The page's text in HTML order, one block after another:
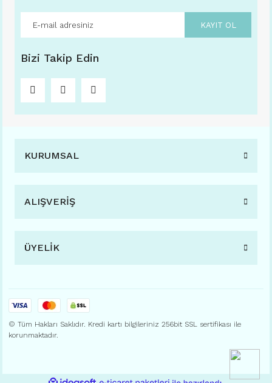
KAYIT OL
Bizi Takip Edin
KURUMSAL
ALIŞVERİŞ
ÜYELİK
© Tüm Hakları Saklıdır. Kredi kartı bilgileriniz 256bit SSL sertifikası ile
korunmaktadır.